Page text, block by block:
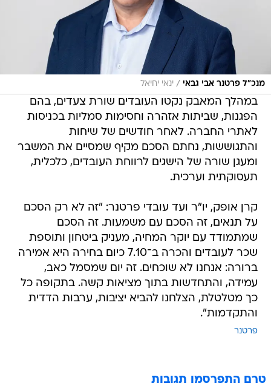
מנכ"ל פרטנר אבי גבאי / ינאי יחיאל
במהלך המאבק נקטו העובדים שורת צעדים, בהם
הפגנות, שביתות אזהרה וחסימות סמליות בכניסות
לאתרי החברה. לאחר חודשים של שיחות
והתגוששות, נחתם הסכם מקיף שמסיים את המשבר
ומעגן שורה של הישגים לרווחת העובדים, כלכלית,
תעסוקתית וערכית.
קרן אופק, יו"ר ועד עובדי פרטנר: "זה לא רק הסכם
על תנאים, זה הסכם עם משמעות. זה הסכם
שמתמודד עם יוקר המחיה, מעניק ביטחון ותוספת
שכר לעובדים והכרה ב־7.10 כיום בחירה היא אמירה
ברורה: אנחנו לא שוכחים. זה יום שמסמל כאב,
עמידה, והתחדשות בתוך מציאות קשה. בתקופה כל
כך מטלטלת, הצלחנו להביא יציבות, ערבות הדדית
והתקדמות".
פרטנר
טרם התפרסמו תגובות